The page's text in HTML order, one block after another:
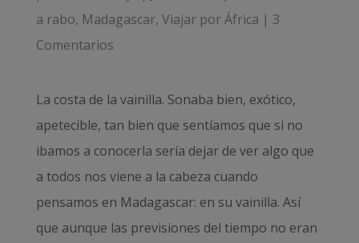
a rabo, Madagascar, Viajar por África | 3
Comentarios
La costa de la vainilla. Sonaba bien, exótico,
apetecible, tan bien que sentíamos que si no
ibamos a conocerla sería dejar de ver algo que
a todos nos viene a la cabeza cuando
pensamos en Madagascar: en su vainilla. Así
que aunque las previsiones del tiempo no eran